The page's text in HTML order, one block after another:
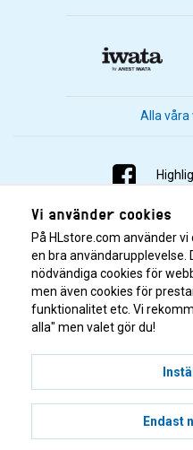
Alla våra
© 2001–2026
Vi använder cookies
På HLstore.com använder
en bra användarupplevelse.
nödvändiga cookies för
men även cookies för
funktionalitet etc. Vi
alla" men valet gör du!
Endast